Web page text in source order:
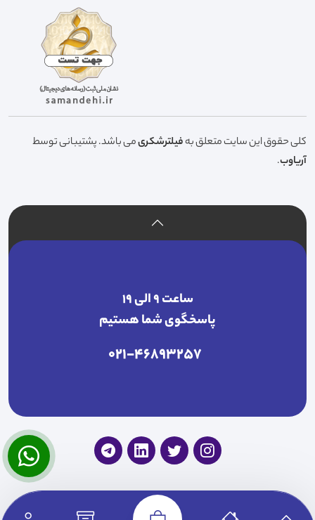
کلی حقوق این سایت متعلق بهفیلترشکریمی باشد. پشتیبانی توسط
آریاوب.
ساعت ۹ الی ۱۹
پاسخگوی شما هستیم
021-46893257